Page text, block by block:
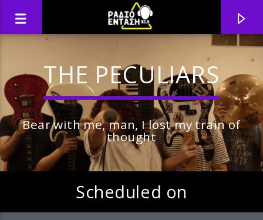
THE PECULIARS
Bear with me, man, I lost my train of
thought
Scheduled on